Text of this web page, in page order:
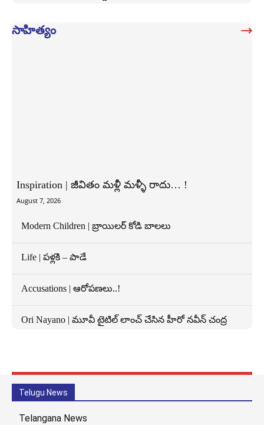
సాహిత్యం
Inspiration | జీవితం మళ్లీ మళ్ళీ రాదు… !
August 7, 2026
Modern Children | బ్రాయిలర్ కోడి బాలలు
Life | పళ్లకి – పాడే
Accusations | ఆరోపణలు..!
Ori Nayano | మూవీ టైటిల్ లాంచ్ చేసిన హీరో న‌వీన్ చంద్ర
Telugu News
Telangana News